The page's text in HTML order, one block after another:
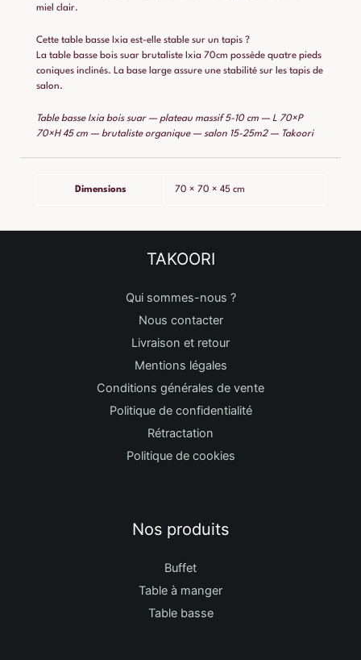
miel clair.
Cette table basse Ixia est-elle stable sur un tapis ?
La table basse bois suar brutaliste Ixia 70cm possède quatre pieds
coniques inclinés. La base large assure une stabilité sur les tapis de
salon.
Table basse Ixia bois suar — plateau massif 5-10 cm — L 70×P
70×H 45 cm — brutaliste organique — salon 15-25m2 — Takoori
Dimensions 70 × 70 × 45 cm
TAKOORI
Qui sommes-nous ?
Nous contacter
Livraison et retour
Mentions légales
Conditions générales de vente
Politique de confidentialité
Rétractation
Politique de cookies
Nos produits
Buffet
Table à manger
Table basse